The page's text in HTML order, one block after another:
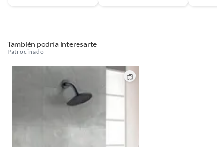
También podría interesarte
Patrocinado